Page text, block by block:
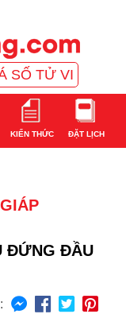
SỐ TỬ VI
KIẾN THỨC ĐẶT LỊCH
ĐỨNG ĐẦU